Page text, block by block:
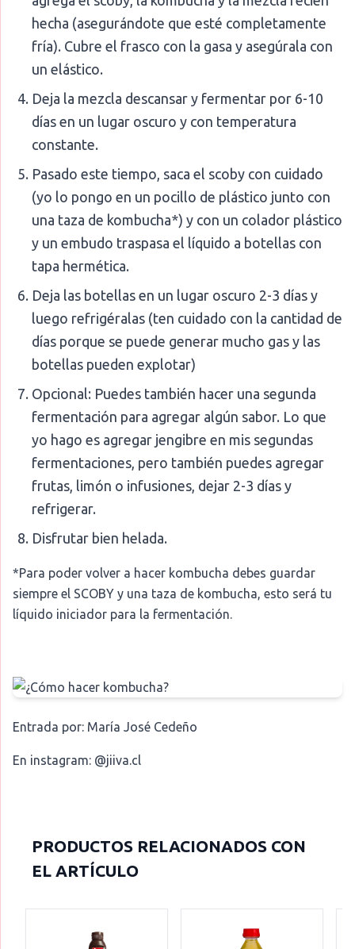
hecha (asegurándote que esté completamente
fría). Cubre el frasco con la gasa y asegúrala con
un elástico.
Deja la mezcla descansar y fermentar por 6-10
días en un lugar oscuro y con temperatura
constante.
Pasado este tiempo, saca el scoby con cuidado
(yo lo pongo en un pocillo de plástico junto con
una taza de kombucha*) y con un colador plástico
y un embudo traspasa el líquido a botellas con
tapa hermética.
Deja las botellas en un lugar oscuro 2-3 días y
luego refrigéralas (ten cuidado con la cantidad de
días porque se puede generar mucho gas y las
botellas pueden explotar)
Opcional: Puedes también hacer una segunda
fermentación para agregar algún sabor. Lo que
yo hago es agregar jengibre en mis segundas
fermentaciones, pero también puedes agregar
frutas, limón o infusiones, dejar 2-3 días y
refrigerar.
Disfrutar bien helada.
*Para poder volver a hacer kombucha debes guardar
siempre el SCOBY y una taza de kombucha, esto será tu
líquido iniciador para la fermentación.
Entrada por: María José Cedeño
En instagram: @jiiva.cl
PRODUCTOS RELACIONADOS CON
EL ARTÍCULO